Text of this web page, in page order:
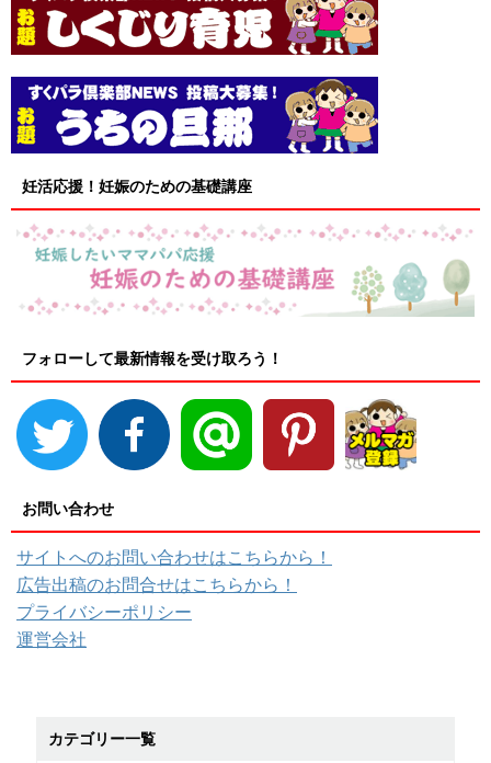
妊活応援！妊娠のための基礎講座
フォローして最新情報を受け取ろう！
お問い合わせ
サイトへのお問い合わせはこちらから！
広告出稿のお問合せはこちらから！
プライバシーポリシー
運営会社
カテゴリー一覧